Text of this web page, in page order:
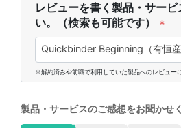
レビューを書く製品・サー
い。（検索も可能です）
*
Quickbinder Beginning（有恒
※解約済みや前職で利用していた製品へのレビュー
製品・サービスのご感想をお聞かせ